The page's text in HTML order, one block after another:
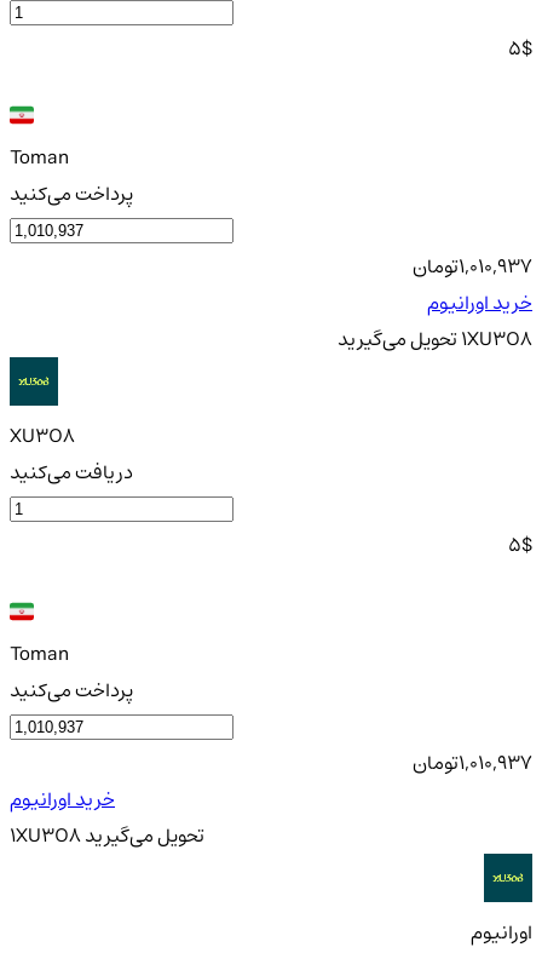
5$
Toman
پرداخت می‌کنید
1,010,937تومان
خرید اورانیوم
1XU3O8تحویلمی‌گیرید
XU3O8
دریافت می‌کنید
5$
Toman
پرداخت می‌کنید
1,010,937تومان
خرید اورانیوم
1XU3O8 تحویلمی‌گیرید
اورانیوم